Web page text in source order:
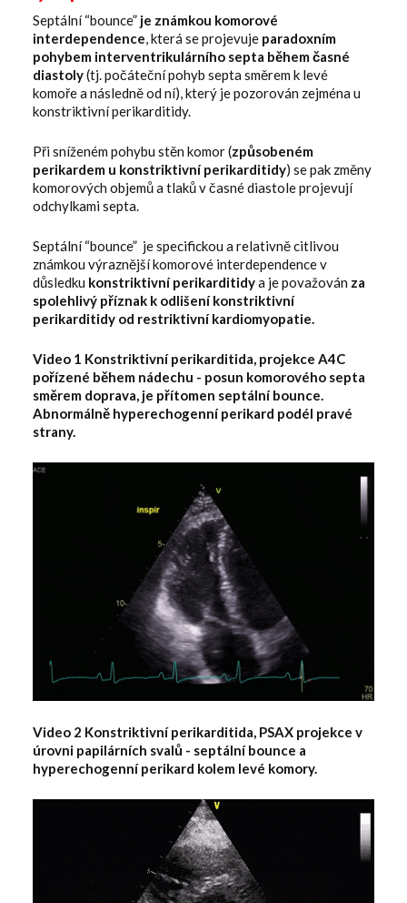
Septální “bounce” je známkou komorové
interdependence, která se projevuje paradoxním
pohybem interventrikulárního septa během časné
diastoly(tj. počáteční pohyb septa směrem k levé
komoře a následně od ní), který je pozorován zejména u
konstriktivní perikarditidy.
Při sníženém pohybu stěn komor (způsobeném
perikardem u konstriktivní perikarditidy) se pak změny
komorových objemů a tlaků v časné diastole projevují
odchylkami septa.
Septální “bounce” je specifickou a relativně citlivou
známkou výraznější komorové interdependence v
důsledku konstriktivní perikarditidya je považován za
spolehlivý příznak k odlišení konstriktivní
perikarditidy od restriktivní kardiomyopatie.
‍‍Video 1 Konstriktivní perikarditida, projekce A4C
pořízené během nádechu - posun komorového septa
směrem doprava, je přítomen septální bounce.
Abnormálně hyperechogenní perikard podél pravé
strany.
Video 2 Konstriktivní perikarditida, PSAX projekce v
úrovni papilárních svalů - septální bounce a
hyperechogenní perikard kolem levé komory.